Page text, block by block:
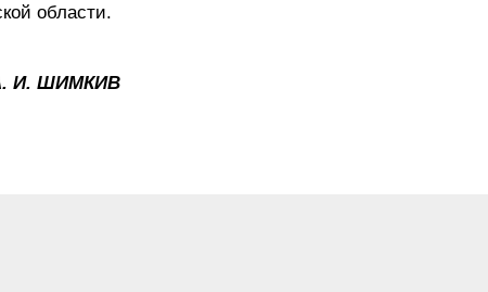
области.
И. ШИМКИВ